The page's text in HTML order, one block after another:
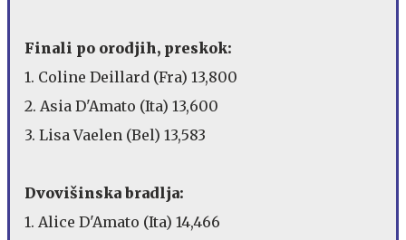
Finali po orodjih, preskok:
1. Coline Deillard (Fra) 13,800
2. Asia D'Amato (Ita) 13,600
3. Lisa Vaelen (Bel) 13,583
Dvovišinska bradlja:
1. Alice D'Amato (Ita) 14,466